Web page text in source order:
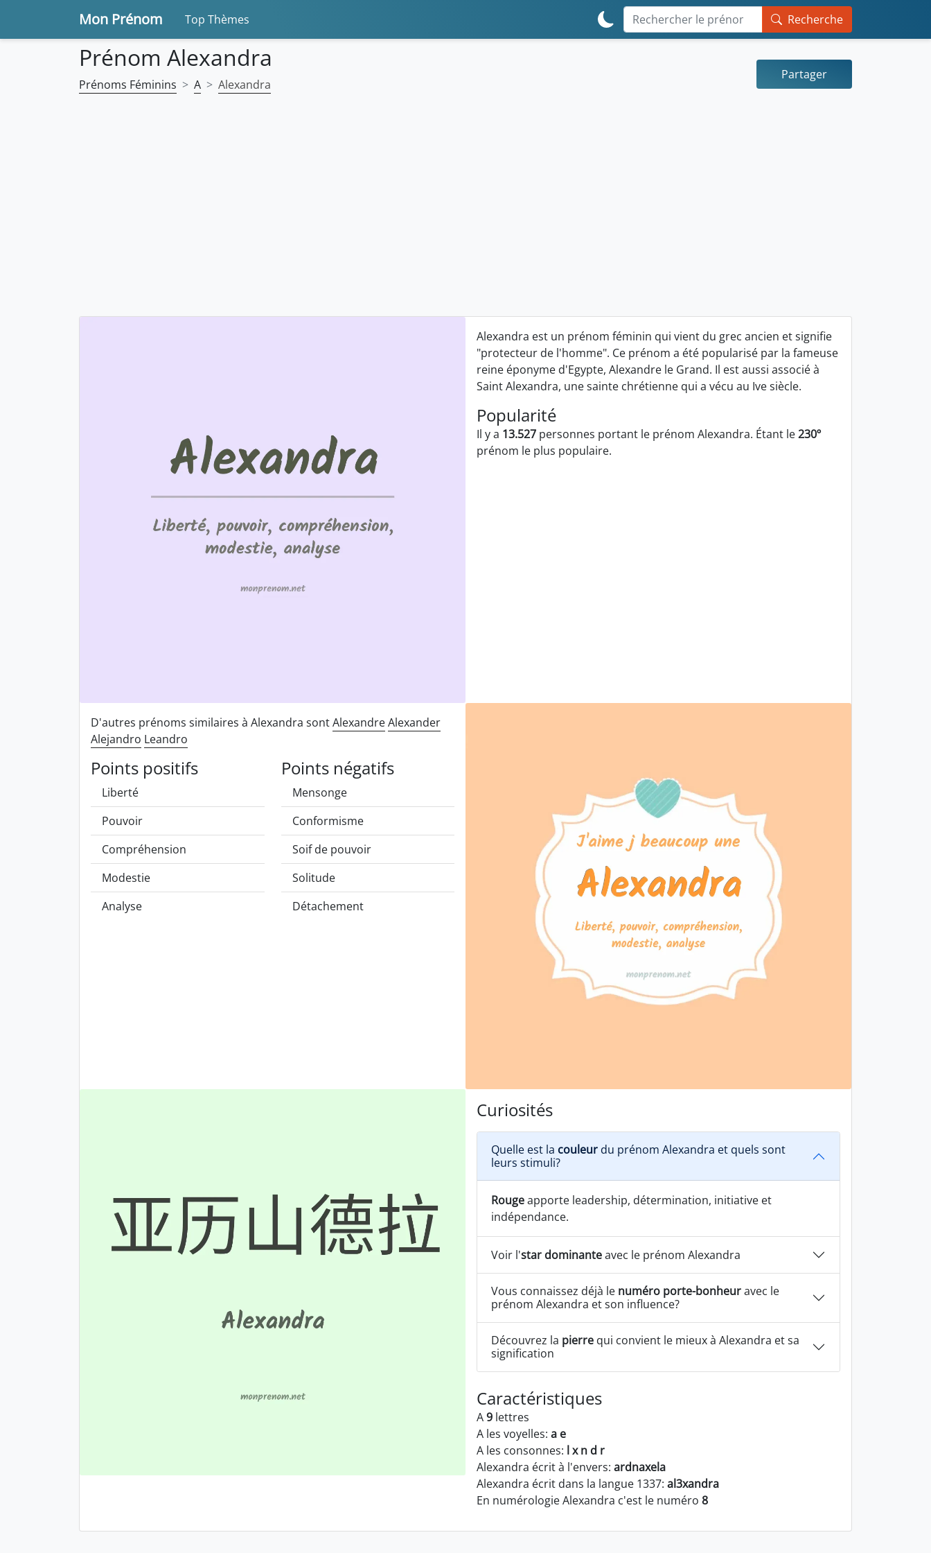
Mon Prénom Top Thèmes Recherche
Prénom Alexandra
Prénoms Féminins A Alexandra
Partager
Alexandra est un prénom féminin qui vient du grec ancien et signifie
"protecteur de l'homme". Ce prénom a été popularisé par la fameuse
reine éponyme d'Egypte, Alexandre le Grand. Il est aussi associé à
Saint Alexandra, une sainte chrétienne qui a vécu au Ive siècle.
Popularité
Il y a 13.527 personnes portant le prénom Alexandra. Étant le230º
prénom le plus populaire.
D'autres prénoms similaires à Alexandra sontAlexandreAlexander
Alejandro Leandro
Points positifs
Liberté
Pouvoir
Compréhension
Modestie
Analyse
Points négatifs
Mensonge
Conformisme
Soif de pouvoir
Solitude
Détachement
Curiosités
Quelle est la couleur du prénom Alexandra et quels sont
leurs stimuli?
Rougeapporte leadership, détermination, initiative et
indépendance.
Voir l'star dominanteavec le prénom Alexandra
Vous connaissez déjà le numéro porte-bonheuravec le
prénom Alexandra et son influence?
Découvrez la pierre qui convient le mieux à Alexandra et sa
signification
Caractéristiques
A9 lettres
A les voyelles: a e
A les consonnes: l x n d r
Alexandra écrit à l'envers: ardnaxela
Alexandra écrit dans la langue 1337: al3xandra
En numérologie Alexandra c'est le numéro 8